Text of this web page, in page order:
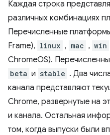
Каждая строка
различных комбинациях
Перечисленные
Frame), linux , mac , win
ChromeOS).
beta и stable . Два
канала представляют
Chrome, развернутые на
и канала. Остальная
том, когда выпуски были